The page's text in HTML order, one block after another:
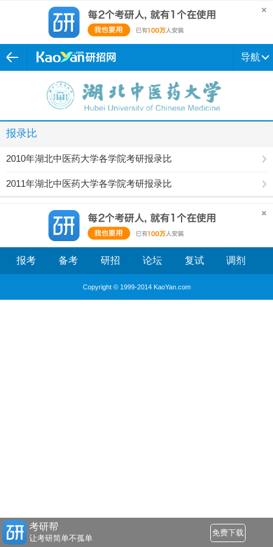
导航
报录比
2010年湖北中医药大学各学院考研报录比
2011年湖北中医药大学各学院考研报录比
报考 备考 研招 论坛 复试 调剂
Copyright © 1999-2014 KaoYan.com
考研帮
让考研简单不孤单
免费下载